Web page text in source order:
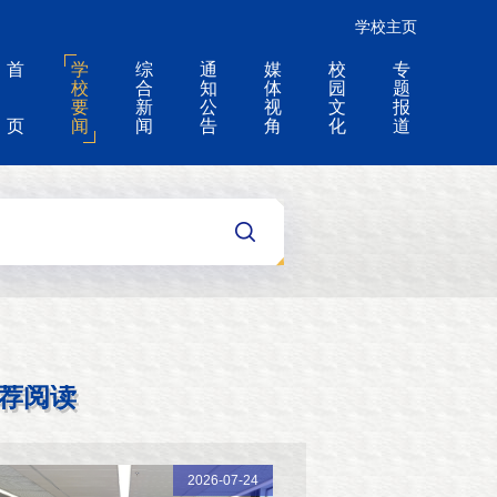
学校主页
首
页
学
校
要
闻
综
合
新
闻
通
知
公
告
媒
体
视
角
校
园
文
化
专
题
报
道
阅读
2026-07-24